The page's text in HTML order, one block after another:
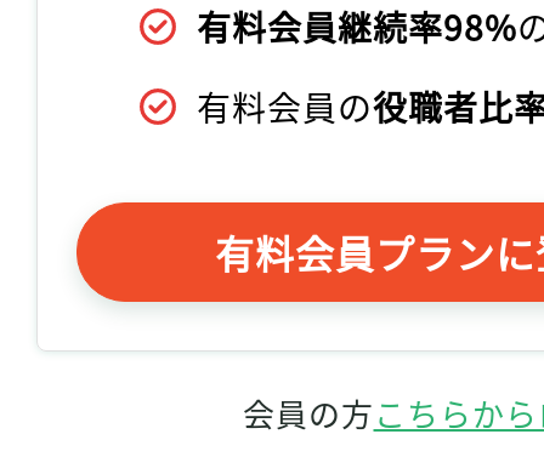
有料会員継続率98%
有料会員の役職者比
有料会員プラン
会員の方こちらか